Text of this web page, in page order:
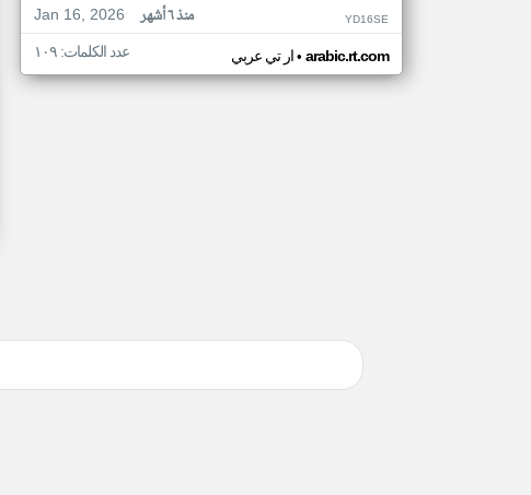
Jan 16, 2026
منذ ٦ أشهر YD16SE
ار تي عربي• arabic.rt.com عدد الكلمات: ١٠٩